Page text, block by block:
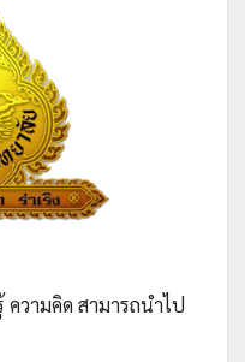
ความคิด สามารถนำไป